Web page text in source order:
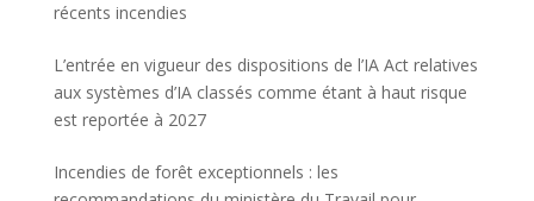
récents incendies
L’entrée en vigueur des dispositions de l’IA Act relatives
aux systèmes d’IA classés comme étant à haut risque
est reportée à 2027
Incendies de forêt exceptionnels : les